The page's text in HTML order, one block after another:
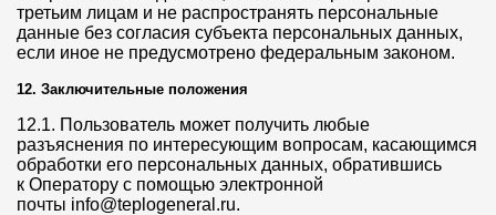
третьим лицам и не распространять персональные
данные без согласия субъекта персональных данных,
если иное не предусмотрено федеральным законом.
12. Заключительные положения
12.1. Пользователь может получить любые
разъяснения по интересующим вопросам, касающимся
обработки его персональных данных, обратившись
к Оператору с помощью электронной
почты info@teplogeneral.ru.